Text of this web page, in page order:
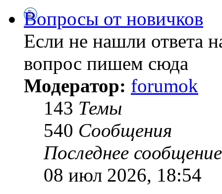
Вопросы от новичков
Если не нашли ответа
вопрос пишем сюда
Модератор: forumok
143 Темы
540 Сообщения
Последнее сообщение
08 июл 2026, 18:54